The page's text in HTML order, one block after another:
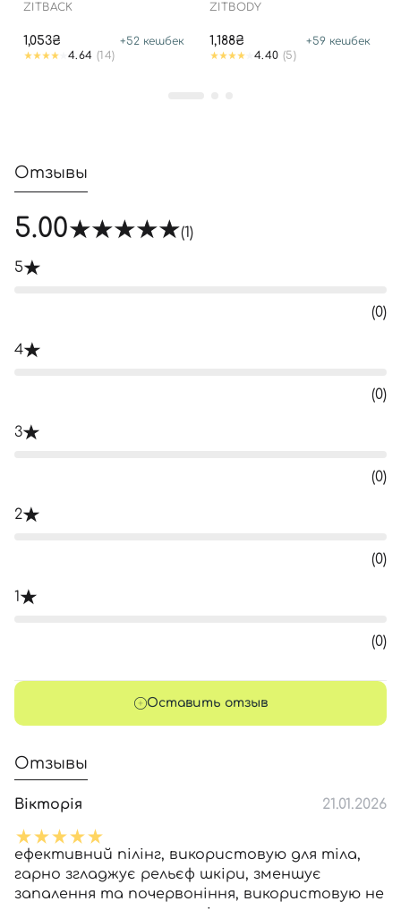
ZITBACK
1,053₴ +52 кешбек
4.64 (14)
ZITBODY
1,188₴ +59 кешбек
4.40 (5)
Отзывы
5.00 (1)
5
(0)
4
(0)
3
(0)
2
(0)
1
(0)
Оставить отзыв
Отзывы
Вікторія 21.01.2026
ефективний пілінг, використовую для тіла,
гарно згладжує рельєф шкіри, зменшує
запалення та почервоніння, використовую не